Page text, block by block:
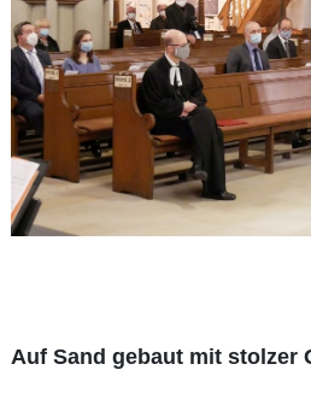
Auf Sand gebaut mit stolzer